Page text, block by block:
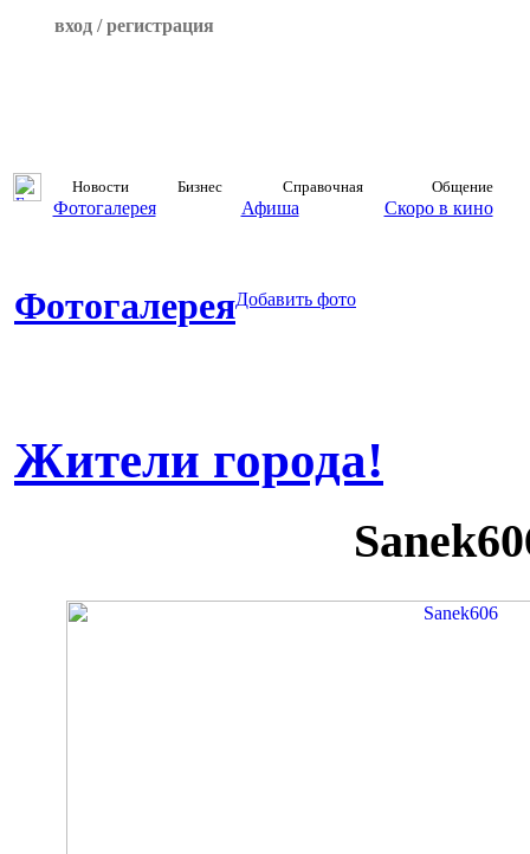
вход / регистрация
Новости Бизнес Справочная Общение
Фотогалерея Афиша Скоро в кино
ФотогалереяДобавить фото
Жители города!